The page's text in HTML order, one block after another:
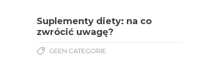
Suplementy diety: na co
zwrócić uwagę?
GEEN CATEGORIE